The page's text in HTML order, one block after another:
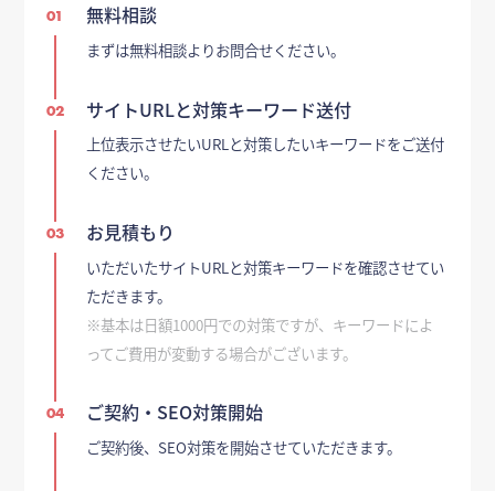
01 無料相談
まずは無料相談よりお問合せください。
02 サイトURLと対策キーワード送付
上位表示させたいURLと対策したいキーワードをご送付
ください。
03 お見積もり
いただいたサイトURLと対策キーワードを確認させてい
ただきます。
※基本は日額1000円での対策ですが、キーワードによ
ってご費用が変動する場合がございます。
04 ご契約・SEO対策開始
ご契約後、SEO対策を開始させていただきます。